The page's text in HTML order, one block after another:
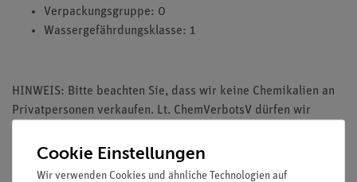
Verpackungsgruppe: 0
Wassergefährdungsklasse: 1
HINWEIS: Bitte beachten Sie, dass wir keine Chemikalien an
Privatpersonen verkaufen. Lt. ChemVerbotsV dürfen wir
Verwender und öffentliche Forschungs-, Untersuchungs- und
Lehranstalten abgeben.
Cookie Einstellungen
Wir verwenden Cookies und ähnliche Technologien auf